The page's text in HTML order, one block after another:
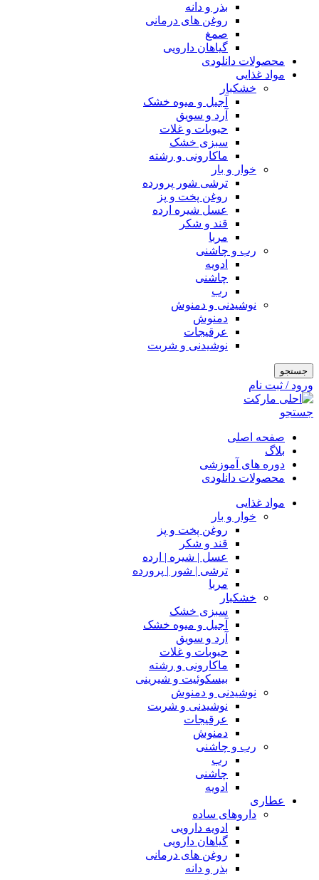
بذر و دانه
روغن های درمانی
صمغ
گیاهان دارویی
محصولات دانلودی
مواد غذایی
خشکبار
آجیل و میوه خشک
آرد و سویق
حبوبات و غلات
سبزی خشک
ماکارونی و رشته
خوار و بار
ترشی شور پرورده
روغن پخت و پز
عسل شیره ارده
قند و شکر
مربا
رب و چاشنی
ادویه
چاشنی
رب
نوشیدنی و دمنوش
دمنوش
عرقیجات
نوشیدنی و شربت
جستجو
ورود / ثبت نام
جستجو
صفحه اصلی
بلاگ
دوره های آموزشی
محصولات دانلودی
مواد غذایی
خوار و بار
روغن پخت و پز
قند و شکر
عسل | شیره | ارده
ترشی | شور | پرورده
مربا
خشکبار
سبزی خشک
آجیل و میوه خشک
آرد و سویق
حبوبات و غلات
ماکارونی و رشته
بیسکوئیت و شیرینی
نوشیدنی و دمنوش
نوشیدنی و شربت
عرقیجات
دمنوش
رب و چاشنی
رب
چاشنی
ادویه
عطاری
داروهای ساده
ادویه دارویی
گیاهان دارویی
روغن های درمانی
بذر و دانه